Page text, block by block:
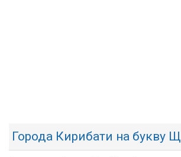
Города Кирибати на букву Щ